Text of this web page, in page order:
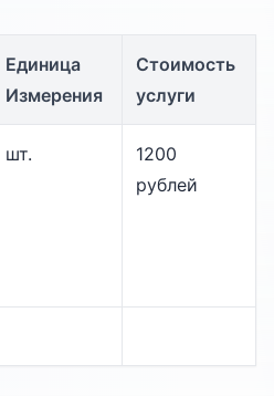
Единица
Измерения
Стоимость
услуги
шт.
1200
рублей